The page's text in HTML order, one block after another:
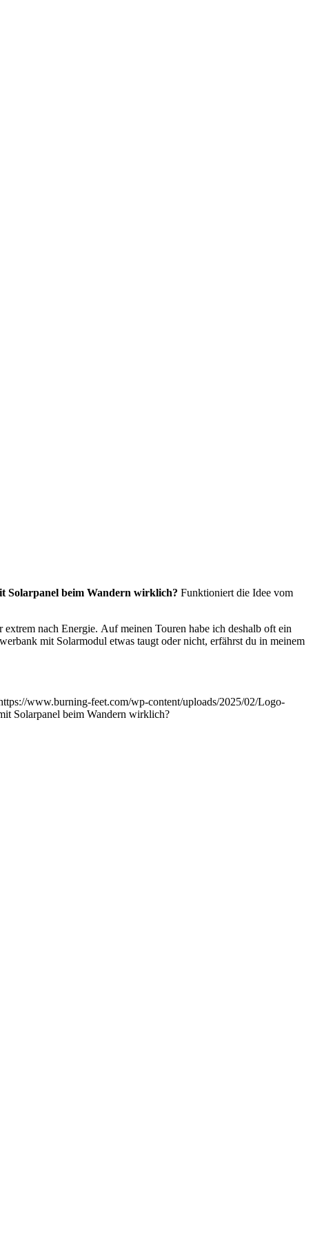
Solarpanel beim Wandern wirklich? Funktioniert die Idee vom
nach Energie. Auf meinen Touren habe ich deshalb oft ein
mit Solarmodul etwas taugt oder nicht, erfährst du in meinem
www.burning-feet.com/wp-content/uploads/2025/02/Logo-
Solarpanel beim Wandern wirklich?